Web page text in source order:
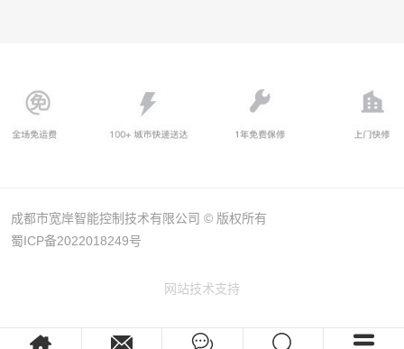
成都市宽岸智能控制技术有限公司 © 版权所有
蜀ICP备2022018249号
网站技术支持